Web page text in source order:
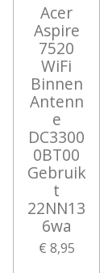
Acer
Aspire
7520
WiFi
Binnen
Antenn
e
DC3300
0BT00
Gebruik
t
22NN13
6wa
€ 8,95